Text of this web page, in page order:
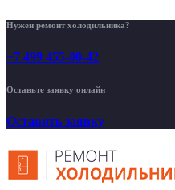
Нужен ремонт холодильника?
+7 499 455-00-42
Оставьте заявку онлайн
Оставить заявку